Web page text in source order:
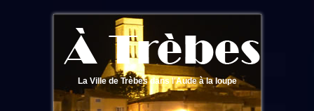
La Ville de Trèbes dans l'Aude à la loupe